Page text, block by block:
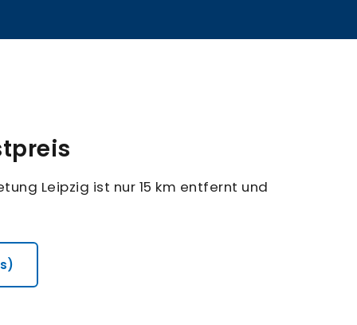
Leipzig ist nur 15 km entfernt und